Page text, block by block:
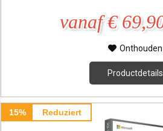
vanaf €
Onthouden
Productdetails
15% Reduziert